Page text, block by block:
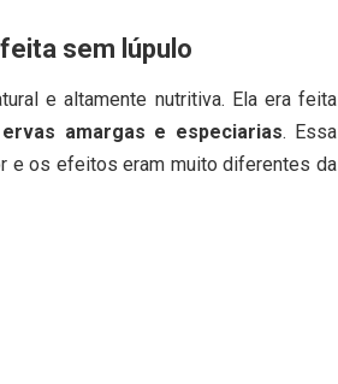
sem lúpulo
e altamente nutritiva. Ela era feita
amargas e especiarias. Essa
e os efeitos eram muito diferentes da